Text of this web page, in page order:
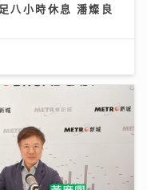
八小時休息 潘燦良